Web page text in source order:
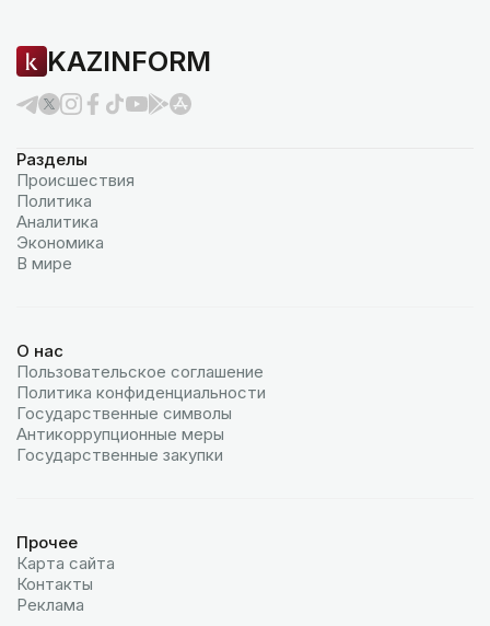
KAZINFORM
Разделы
Происшествия
Политика
Аналитика
Экономика
В мире
О нас
Пользовательское соглашение
Политика конфиденциальности
Государственные символы
Антикоррупционные меры
Государственные закупки
Прочее
Карта сайта
Контакты
Реклама